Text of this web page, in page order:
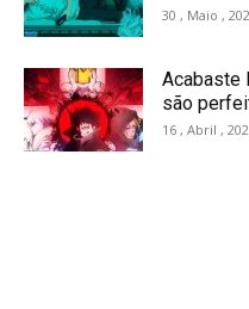
30 , Maio ,
Acabaste
são
16 , Abril ,